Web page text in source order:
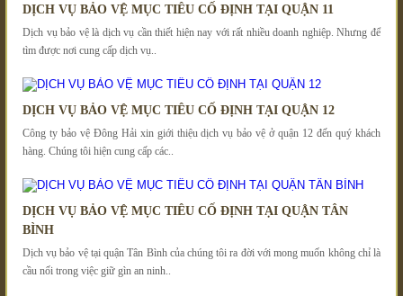
DỊCH VỤ BẢO VỆ MỤC TIÊU CỐ ĐỊNH TẠI QUẬN 11
Dịch vụ bảo vệ là dịch vụ cần thiết hiện nay với rất nhiều doanh nghiệp. Nhưng để
tìm được nơi cung cấp dịch vụ..
DỊCH VỤ BẢO VỆ MỤC TIÊU CỐ ĐỊNH TẠI QUẬN 12
Công ty bảo vệ Đông Hải xin giới thiệu dịch vụ bảo vệ ở quận 12 đến quý khách
hàng. Chúng tôi hiện cung cấp các..
DỊCH VỤ BẢO VỆ MỤC TIÊU CỐ ĐỊNH TẠI QUẬN TÂN
BÌNH
Dịch vụ bảo vệ tại quận Tân Bình của chúng tôi ra đời với mong muốn không chỉ là
cầu nối trong việc giữ gìn an ninh..